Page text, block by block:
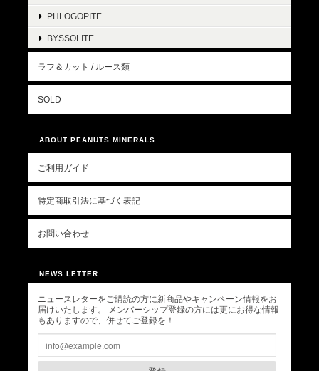
PHLOGOPITE
BYSSOLITE
ラフ＆カット / ルース類
SOLD
ABOUT PEANUTS MINERALS
ご利用ガイド
特定商取引法に基づく表記
お問い合わせ
NEWS LETTER
ニュースレターをご購読の方に新商品やキャンペーン情報をお
届けいたします。 メンバーシップ登録の方には更にお得な情報
もありますので、併せてご登録を！